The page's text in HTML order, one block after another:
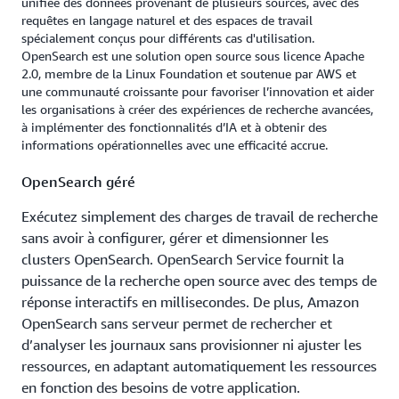
complète grâce au chiffrement, à des contrôles
d'accès au niveau des index et à des déploiements
multi-AZ pour une haute disponibilité, les clusters
gérés offrant des contrôles de sécurité
supplémentaires au niveau des documents.
requêtes en langage naturel et des espaces de travail
spécialement conçus pour différents cas d'utilisation.
OpenSearch est une solution open source sous licence Apache
2.0, membre de la Linux Foundation et soutenue par AWS et
une communauté croissante pour favoriser l’innovation et aider
les organisations à créer des expériences de recherche avancées,
à implémenter des fonctionnalités d’IA et à obtenir des
informations opérationnelles avec une efficacité accrue.
OpenSearch géré
Exécutez simplement des charges de travail de recherche
sans avoir à configurer, gérer et dimensionner les
clusters OpenSearch. OpenSearch Service fournit la
puissance de la recherche open source avec des temps de
réponse interactifs en millisecondes. De plus, Amazon
OpenSearch sans serveur permet de rechercher et
d’analyser les journaux sans provisionner ni ajuster les
ressources, en adaptant automatiquement les ressources
en fonction des besoins de votre application.